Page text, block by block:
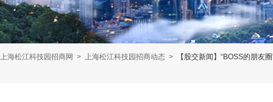
上海松江科技园招商网 > 上海松江科技园招商动态 > 【股交新闻】“BOSS的朋友